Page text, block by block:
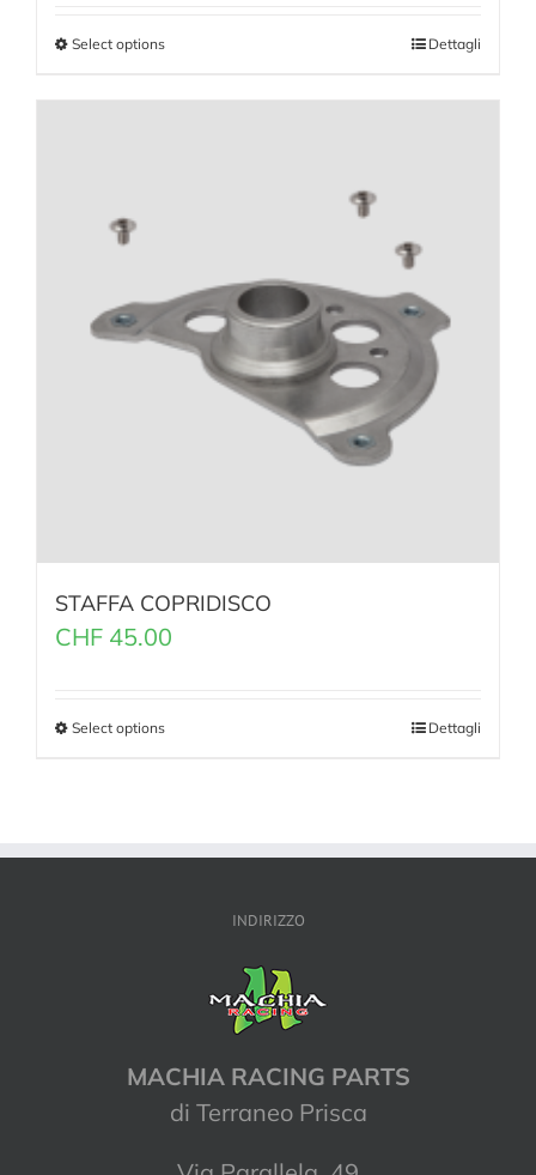
Select options Dettagli
STAFFA COPRIDISCO
CHF 45.00
Select options Dettagli
INDIRIZZO
MACHIA RACING PARTS
di Terraneo Prisca